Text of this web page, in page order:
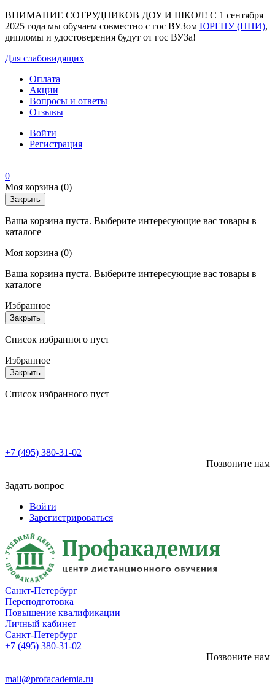
ВНИМАНИЕ СОТРУДНИКОВ ДОУ И ШКОЛ! С 1 сентября
2025 года мы обучаем совместно с гос ВУЗом ЮРГПУ (НПИ),
дипломы и удостоверения будут от гос ВУЗа!
Для слабовидящих
Оплата
Акции
Вопросы и ответы
Отзывы
Войти
Регистрация
0
Моя корзина (0)
Закрыть
Ваша корзина пуста. Выберите интересующие вас товары в
каталоге
Моя корзина (0)
Ваша корзина пуста. Выберите интересующие вас товары в
каталоге
Избранное
Закрыть
Список избранного пуст
Избранное
Закрыть
Список избранного пуст
+7 (495) 380-31-02
Позвоните нам
Задать вопрос
Войти
Зарегистрироваться
Санкт-Петербург
Переподготовка
Повышение квалификации
Личный кабинет
Санкт-Петербург
+7 (495) 380-31-02
Позвоните нам
mail@profacademia.ru